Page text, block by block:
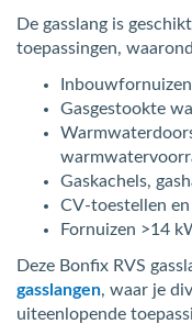
De gasslang is
toepassingen,
Gasgestookte
Gaskachels,
CV-toestellen
Fornuizen >14
Deze Bonfix RVS
gasslangen, waar je
uiteenlopende